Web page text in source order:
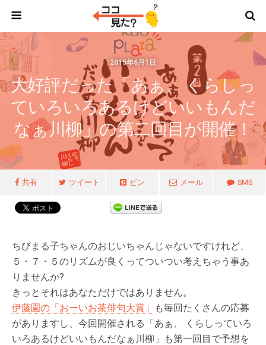
2015年6月1日
大好評だった「あぁ、 くらしっ
ていろいろあるけどいいもんだ
なぁ川柳」の第二回目が開催！
共有 ツイート ピン メール SMS
ちびまる子ちゃんのおじいちゃんじゃないですけれど、
５・７・５のリズムが良くってついつい考えちゃう事あ
りませんか?
きっとそれはあなただけではありません。
伊藤園の「おーいお茶俳句大賞」
も毎回たくさんの応募
がありますし、今回開催される「あぁ、 くらしっていろ
いろあるけどいいもんだなぁ川柳」も第一回目で予想を